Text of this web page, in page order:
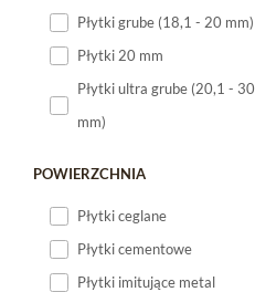
Płytki małe
Płytki grube (18,1 - 20 mm)
Płytki 20 mm
Płytki ultra grube (20,1 - 30
mm)
POWIERZCHNIA
Płytki ceglane
Płytki cementowe
Płytki imitujące metal